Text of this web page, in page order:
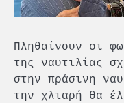
Πληθαίνουν οι
της ναυτιλίας
στην πράσινη
την χλιαρή θα